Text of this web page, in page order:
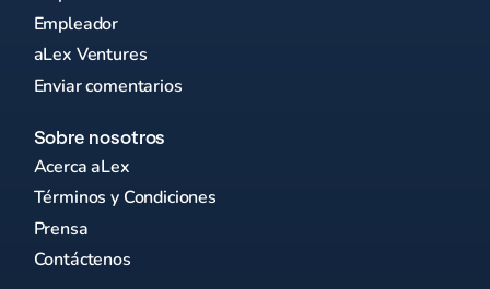
Empleador
aLex Ventures
Enviar comentarios
Sobre nosotros
Acerca aLex
Términos y Condiciones
Prensa
Contáctenos